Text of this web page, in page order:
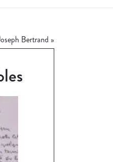
Bertrand »